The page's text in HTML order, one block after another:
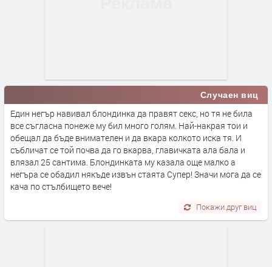
Случаен виц
Един негър навивал блондинка да правят секс, но тя не била
все съгласна понеже му бил много голям. Най-накрая тои и
обещал да бъде внимателен и да вкара колкото иска тя. И
събличат се той почва да го вкарва, главичката ала бала и
влязал 25 сантима. Блондинката му казала още малко а
негъра се обадил някъде извън стаята Супер! Значи мога да се
кача по стълбището вече!
Покажи друг виц